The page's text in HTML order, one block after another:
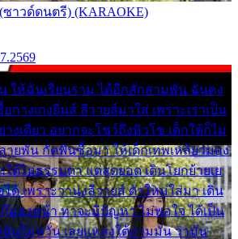
าวด์ดนตรี) (KARAOKE)
ให้ฉันเรียนราม ได้อีกสักสามพัน ฉันคง
กางเกงยีนส์ ลีวายส์มาใส่ เพราะเราเป็น
างเดียว อยากจะโชว์ถึงหิวโซ เด็กใต้ก็ไม่
ยพัน กัดฟันซื้อมา ให้เด็กเทพเหลียวมอง
ใต้ไม่ธรรมดา แต่สุดยอด เดินโยกย้ายเย
ด้ เพราะว่านุ่งลีวายส์ ตัวใหม่ใส่มา เดิน
มองหน้า ท่าจะมีปัญหา ไม่พอใจ ได้เป็น
นไม่หวั่น เลยแหลงใต้ถามมัน ว่ามัน